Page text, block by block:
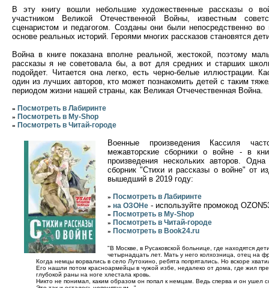
В эту книгу вошли небольшие художественные рассказы о
участником Великой Отечественной Войны, известным
сценаристом и педагогом. Созданы они были непосредственно
основе реальных историй. Героями многих рассказов становятся
Война в книге показана вполне реальной, жестокой, поэтому
рассказы я не советовала бы, а вот для средних и старших
подойдет. Читается она легко, есть черно-белые иллюстрации.
один из лучших авторов, кто может познакомить детей с таким
периодом жизни нашей страны, как Великая Отчечественная Война.
» Посмотреть в Лабиринте
» Посмотреть в My-Shop
» Посмотреть в Читай-городе
Военные произведения Кассиля
межавторские сборники о войне - в
произведения нескольких авторов.
сборник "Стихи и рассказы о войне" от
вышедший в 2019 году:
» Посмотреть в Лабиринте
» на ОЗОНе - используйте промокод
» Посмотреть в My-Shop
» Посмотреть в Читай-городе
» Посмотреть в Book24.ru
"В Москве, в Русаковской больнице, где находятся
четырнадцать лет. Мать у него колхозница, отец на
Когда немцы ворвались в село Лутохино, ребята попрятались. Но вскоре
Его нашли потом красноармейцы в чужой избе, недалеко от дома, где жил
глубокой раны на ноге хлестала кровь.
Никто не понимал, каким образом он попал к немцам. Ведь сперва и он ушел